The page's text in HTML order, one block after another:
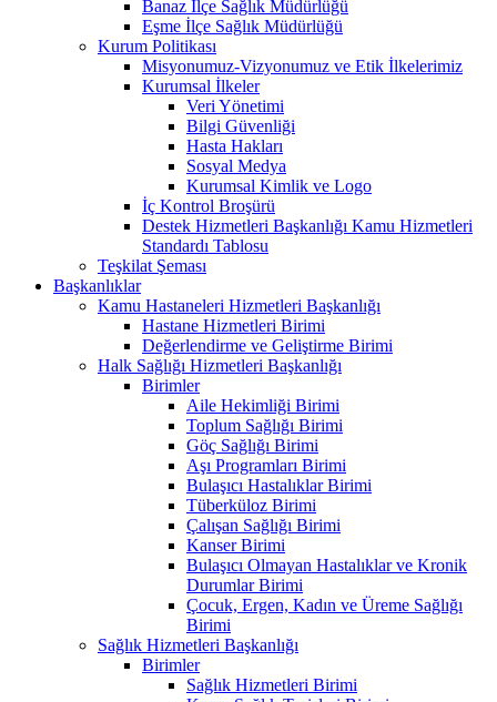
Banaz İlçe Sağlık Müdürlüğü
Eşme İlçe Sağlık Müdürlüğü
Kurum Politikası
Misyonumuz-Vizyonumuz ve Etik İlkelerimiz
Kurumsal İlkeler
Veri Yönetimi
Bilgi Güvenliği
Hasta Hakları
Sosyal Medya
Kurumsal Kimlik ve Logo
İç Kontrol Broşürü
Destek Hizmetleri Başkanlığı Kamu Hizmetleri
Standardı Tablosu
Teşkilat Şeması
Başkanlıklar
Kamu Hastaneleri Hizmetleri Başkanlığı
Hastane Hizmetleri Birimi
Değerlendirme ve Geliştirme Birimi
Halk Sağlığı Hizmetleri Başkanlığı
Birimler
Aile Hekimliği Birimi
Toplum Sağlığı Birimi
Göç Sağlığı Birimi
Aşı Programları Birimi
Bulaşıcı Hastalıklar Birimi
Tüberküloz Birimi
Çalışan Sağlığı Birimi
Kanser Birimi
Bulaşıcı Olmayan Hastalıklar ve Kronik
Durumlar Birimi
Çocuk, Ergen, Kadın ve Üreme Sağlığı
Birimi
Sağlık Hizmetleri Başkanlığı
Birimler
Sağlık Hizmetleri Birimi